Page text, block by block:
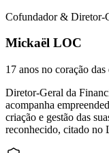
Cofundador & Diretor-
Mickaël LOC
17 anos no coração
Diretor-Geral da
acompanha
criação e gestão das
reconhecido, citado no